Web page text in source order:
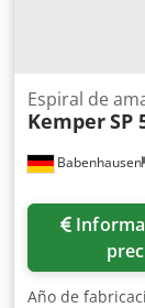
Babenhausen
Espiral de
KemperSP
Información de
Año de